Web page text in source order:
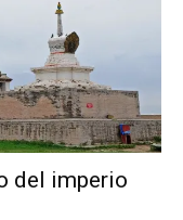
del imperio